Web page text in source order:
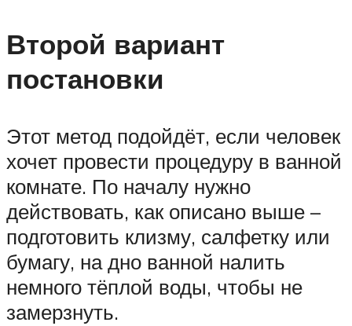
Второй вариант
постановки
Этот метод подойдёт, если человек
хочет провести процедуру в ванной
комнате. По началу нужно
действовать, как описано выше –
подготовить клизму, салфетку или
бумагу, на дно ванной налить
немного тёплой воды, чтобы не
замерзнуть.